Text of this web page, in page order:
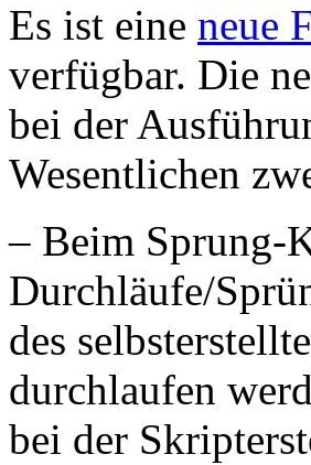
Es ist eine neue
verfügbar. Die
bei der
Wesentlichen
– Beim Sprung-
Durchläufe/
des
durchlaufen
bei der